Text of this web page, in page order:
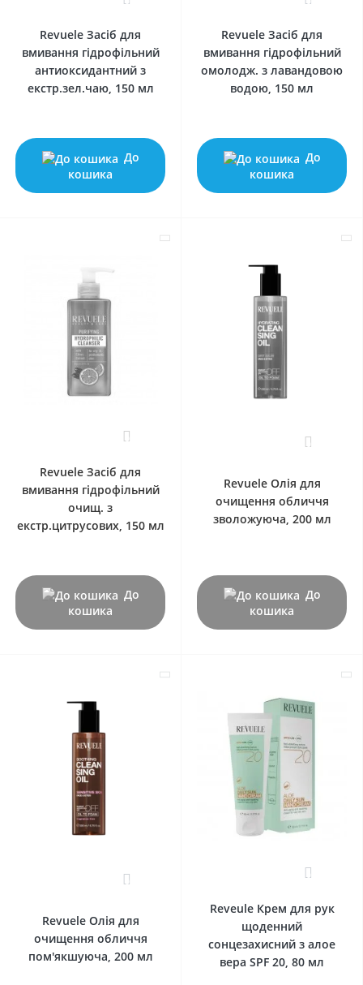
Revuele Засіб для
вмивання гідрофільний
антиоксидантний з
екстр.зел.чаю, 150 мл
До
кошика
Revuele Засіб для
вмивання гідрофільний
омолодж. з лавандовою
водою, 150 мл
До
кошика
Revuele Засіб для
вмивання гідрофільний
очищ. з
екстр.цитрусових, 150 мл
До
кошика
0
Revuele Олія для
очищення обличчя
зволожуюча, 200 мл
До
кошика
Revuele Олія для
очищення обличчя
пом'якшуюча, 200 мл
0
Reveule Крем для рук
щоденний
сонцезахисний з алое
вера SPF 20, 80 мл